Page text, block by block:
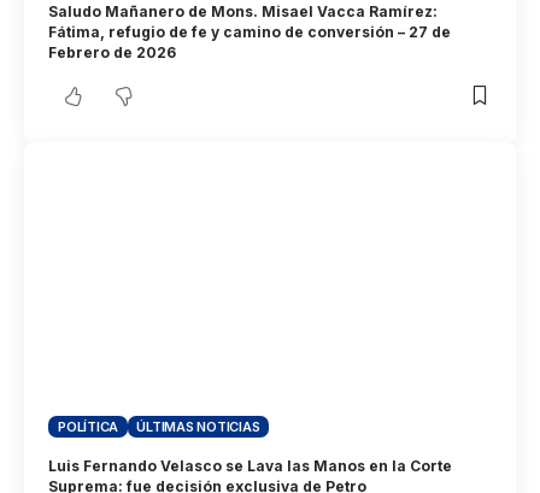
Saludo Mañanero de Mons. Misael Vacca Ramírez:
Fátima, refugio de fe y camino de conversión – 27 de
Febrero de 2026
POLÍTICA ÚLTIMAS NOTICIAS
Luis Fernando Velasco se Lava las Manos en la Corte
Suprema: fue decisión exclusiva de Petro